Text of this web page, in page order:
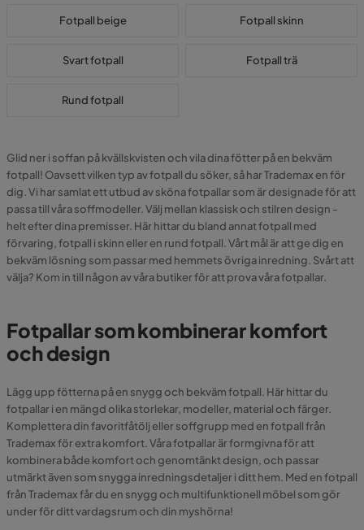
Fotpall beige Fotpall skinn
Svart fotpall Fotpall trä
Rund fotpall
Glid ner i soffan på kvällskvisten och vila dina fötter på en bekväm
fotpall! Oavsett vilken typ av fotpall du söker, så har Trademax en för
dig. Vi har samlat ett utbud av sköna fotpallar som är designade för att
passa till våra soffmodeller. Välj mellan klassisk och stilren design -
helt efter dina premisser. Här hittar du bland annat fotpall med
förvaring, fotpall i skinn eller en rund fotpall. Vårt mål är att ge dig en
bekväm lösning som passar med hemmets övriga inredning. Svårt att
välja? Kom in till någon av våra butiker för att prova våra fotpallar.
Fotpallar som kombinerar komfort
och design
Lägg upp fötterna på en snygg och bekväm fotpall. Här hittar du
fotpallar i en mängd olika storlekar, modeller, material och färger.
Komplettera din favoritfåtölj eller soffgrupp med en fotpall från
Trademax för extra komfort. Våra fotpallar är formgivna för att
kombinera både komfort och genomtänkt design, och passar
utmärkt även som snygga inredningsdetaljer i ditt hem. Med en fotpall
från Trademax får du en snygg och multifunktionell möbel som gör
under för ditt vardagsrum och din myshörna!